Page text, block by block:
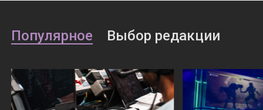
Популярное Выбор редакции